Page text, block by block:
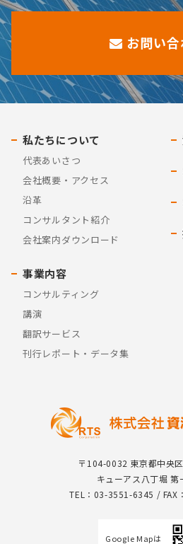
お問い
〒104-0032 東京都中央
キューアス八丁堀 第
TEL：03-3551-6345 /
Google Mapは
私たちについて
代表あいさつ
会社概要・アクセス
沿革
コンサルタント紹介
会社案内ダウンロード
事業内容
コンサルティング
講演
翻訳サービス
刊行レポート・データ集